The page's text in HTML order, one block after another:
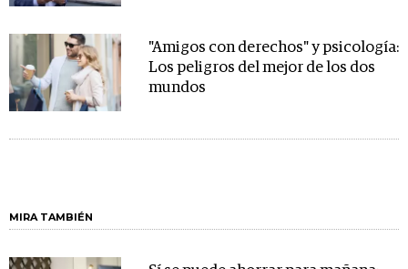
"Amigos con derechos" y psicología:
Los peligros del mejor de los dos
mundos
MIRA TAMBIÉN